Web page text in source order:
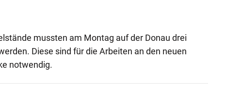
mussten am Montag auf der Donau drei
Diese sind für die Arbeiten an den neuen
notwendig.